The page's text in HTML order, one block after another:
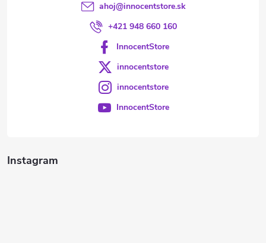
Instagram
ahoj@innocentstore.sk
+421 948 660 160
InnocentStore
innocentstore
innocentstore
InnocentStore